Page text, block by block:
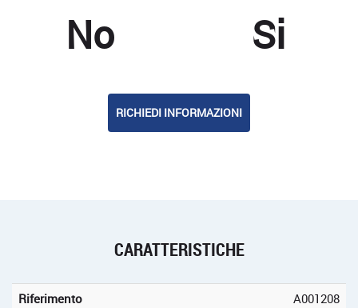
No Si
RICHIEDI INFORMAZIONI
CARATTERISTICHE
Riferimento
A001208